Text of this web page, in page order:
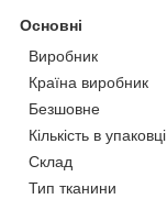
Основні
Виробник
Країна виробник
Безшовне
Кількість в упаковці
Склад
Тип тканини